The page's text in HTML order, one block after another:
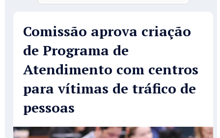
Comissão aprova criação
de Programa de
Atendimento com centros
para vítimas de tráfico de
pessoas